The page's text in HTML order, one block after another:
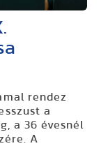
rendez
a
a 36 évesnél
A